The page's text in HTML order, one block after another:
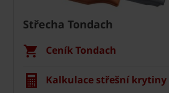
Střecha Tondach
Ceník Tondach
Kalkulace střešní krytiny